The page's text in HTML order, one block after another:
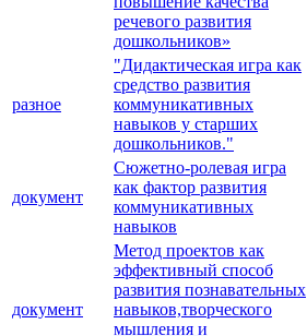
речевого развития
дошкольников»
разное
"Дидактическая игра как
средство развития
коммуникативных
навыков у старших
дошкольников."
документ
Сюжетно-ролевая игра
как фактор развития
коммуникативных
навыков
документ
Метод проектов как
эффективный способ
развития познавательных
навыков,творческого
мышления и